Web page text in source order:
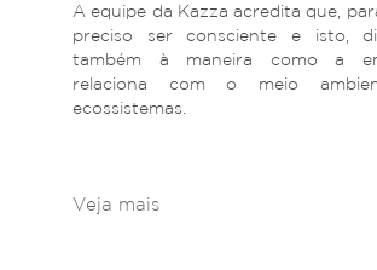
A equipe da Kazza acredita que,
preciso ser consciente e isto,
também à maneira como a
relaciona com o meio
ecossistemas.
Veja mais